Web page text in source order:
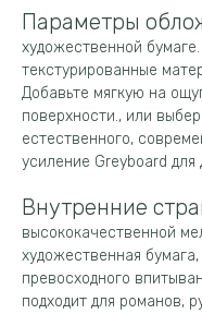
Параметры
художественной
текстурированные
Добавьте мягкую на
поверхности., или
естественного,
усиление Greyboard для
Внутренние
высококачественной
художественная
превосходного
подходит для романов,